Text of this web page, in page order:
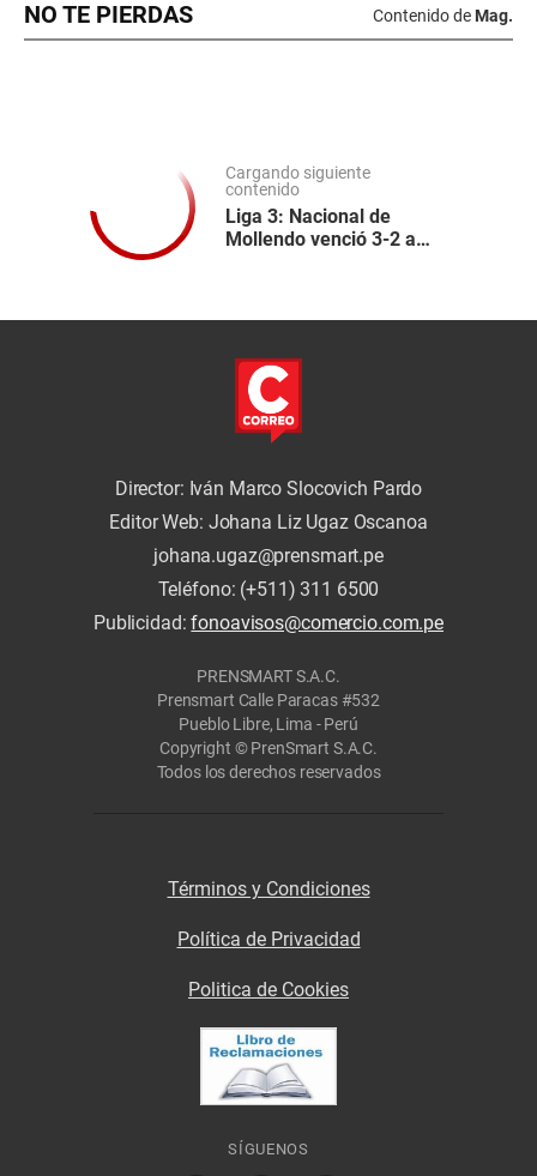
NO TE PIERDAS Contenido de Mag.
Cargando siguiente
contenido
Liga 3: Nacional de
Mollendo venció 3-2 a
Director: Iván Marco Slocovich Pardo
Editor Web: Johana Liz Ugaz Oscanoa
johana.ugaz@prensmart.pe
Teléfono: (+511) 311 6500
Publicidad:fonoavisos@comercio.com.pe
PRENSMART S.A.C.
Prensmart Calle Paracas #532
Pueblo Libre, Lima - Perú
Copyright © PrenSmart S.A.C.
Todos los derechos reservados
Términos y Condiciones
Política de Privacidad
Politica de Cookies
SÍGUENOS